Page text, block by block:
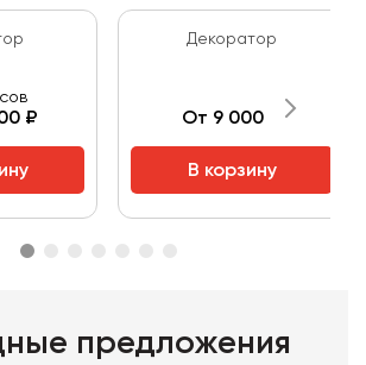
₽
Декоратор
От 9 000 ₽
В корзину
предложения